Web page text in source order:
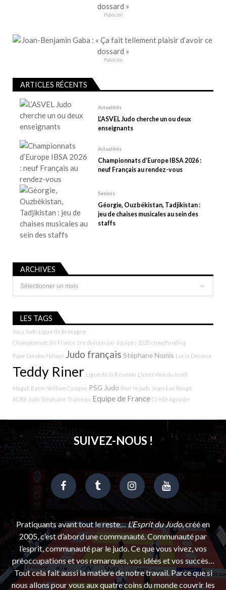
d
e
Publicité
Publicité
ARTICLES RÉCENTS
Actualités
L’ASVEL Judo cherche un ou deux
enseignants
Actualités
Championnats d’Europe IBSA 2026 :
neuf Français au rendez-vous
Seniors
Géorgie, Ouzbékistan, Tadjikistan :
jeu de chaises musicales au sein des
staffs
ARCHIVES
Archives
LES TAGS
Sucy Judo Ligue de Bretagne
Championnats de France 1re division par équipes 2020 crowdfunding
Pape Doudou Ndiaye Judo français Stéphane Nomis Lucie Décosse
Teddy Riner Ligue de la Réunion L'interview du lundi
Magali Baton William Cysique PSG Judo Pour le judo Jean-Luc Rougé
ACBB Judo Stéphane Traineau Equipe de France Crédit Agricole
SUIVEZ-NOUS !
Pratiquants avant tout le reste…L’Esprit du Judo, créé en
2005, c’est d’abord une communauté. Communauté par
l’esprit, communauté par le judo. Ce que vous vivez, vos
préoccupations et vos remarques, vos idées et vos succès…
Tout cela fait aussi la matière de notre travail. Parce que si
nous allons pour vous aux quatre coins du monde couvrir les